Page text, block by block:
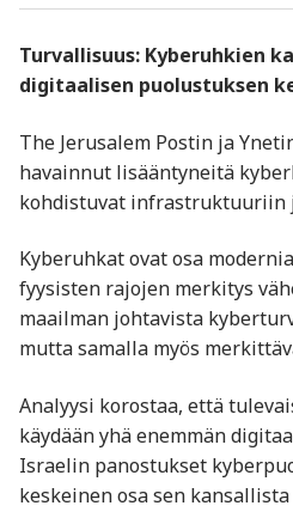
Turvallisuus: Kyberuhkien
digitaalisen puolustuksen
The Jerusalem Postin ja
havainnut lisääntyneitä
kohdistuvat infrastruktuuriin
Kyberuhkat ovat osa
fyysisten rajojen merkitys
maailman johtavista
mutta samalla myös
Analyysi korostaa, että
käydään yhä enemmän
Israelin panostukset
keskeinen osa sen